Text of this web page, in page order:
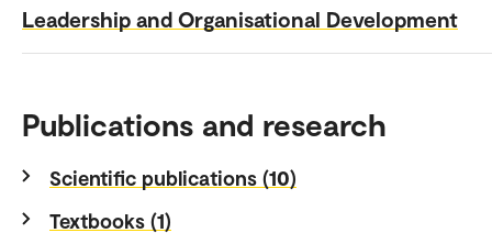
Leadership and Organisational Development
Publications and research
Scientific publications (10)
Textbooks (1)